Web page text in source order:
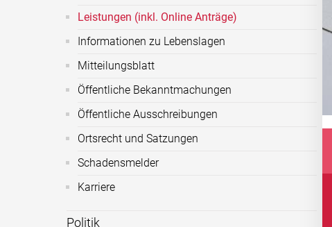
Leistungen (inkl. Online Anträge)
Informationen zu Lebenslagen
Mitteilungsblatt
Öffentliche Bekanntmachungen
Öffentliche Ausschreibungen
Ortsrecht und Satzungen
Schadensmelder
Karriere
Politik